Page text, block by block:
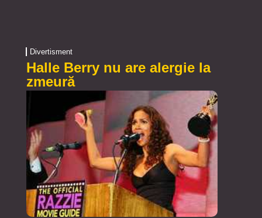
Divertisment
Halle Berry nu are alergie la
zmeură